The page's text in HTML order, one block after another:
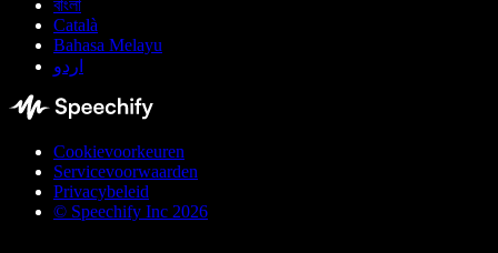
বাংলা
Català
Bahasa Melayu
اردو
Cookievoorkeuren
Servicevoorwaarden
Privacybeleid
© Speechify Inc 2026